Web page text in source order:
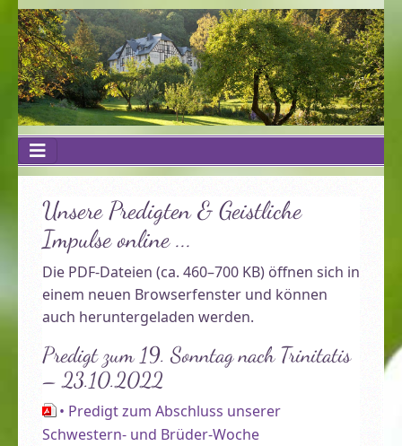
Unsere Predigten & Geistliche
Impulse online ...
Die PDF-Dateien (ca. 460–700 KB) öffnen sich in
einem neuen Browserfenster und können
auch heruntergeladen werden.
Predigt zum 19. Sonntag nach Trinitatis
– 23.10.2022
• Predigt zum Abschluss unserer
Schwestern- und Brüder-Woche